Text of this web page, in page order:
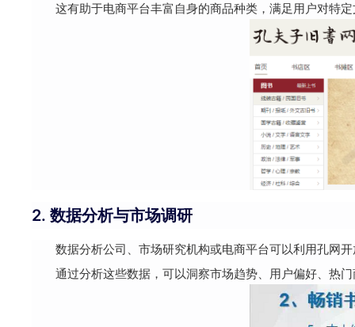
这有助于电商平台丰富自身的商品种类，满足用户对特
2. 数据分析与市场调研
数据分析公司、市场研究机构或电商平台可以利用孔网
通过分析这些数据，可以洞察市场趋势、用户偏好、热